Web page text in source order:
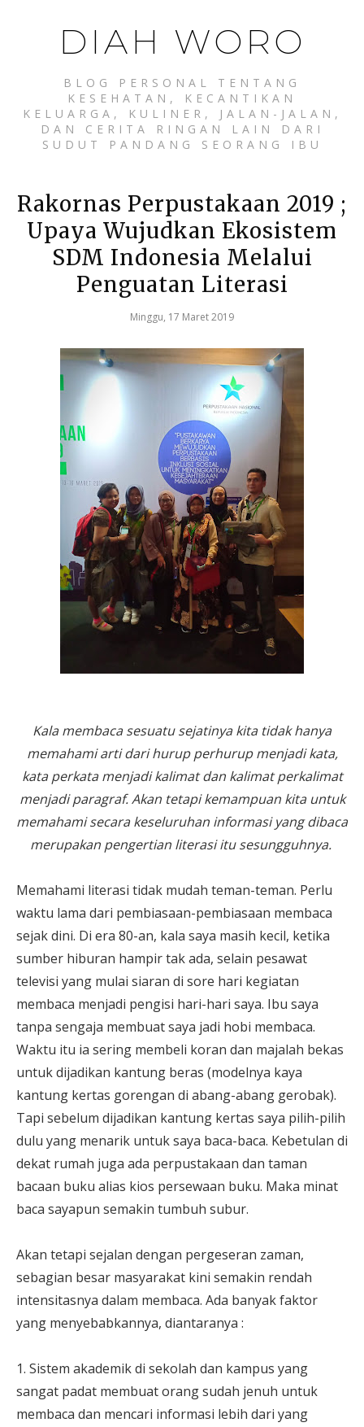
DIAH WORO
BLOG PERSONAL TENTANG
KESEHATAN, KECANTIKAN
KELUARGA, KULINER, JALAN-JALAN,
DAN CERITA RINGAN LAIN DARI
SUDUT PANDANG SEORANG IBU
Rakornas Perpustakaan 2019 ;
Upaya Wujudkan Ekosistem
SDM Indonesia Melalui
Penguatan Literasi
Minggu, 17 Maret 2019
Kala membaca sesuatu sejatinya kita tidak hanya
memahami arti dari hurup perhurup menjadi kata,
kata perkata menjadi kalimat dan kalimat perkalimat
menjadi paragraf. Akan tetapi kemampuan kita untuk
memahami secara keseluruhan informasi yang dibaca
merupakan pengertian literasi itu sesungguhnya.
Memahami literasi tidak mudah teman-teman. Perlu
waktu lama dari pembiasaan-pembiasaan membaca
sejak dini. Di era 80-an, kala saya masih kecil, ketika
sumber hiburan hampir tak ada, selain pesawat
televisi yang mulai siaran di sore hari kegiatan
membaca menjadi pengisi hari-hari saya. Ibu saya
tanpa sengaja membuat saya jadi hobi membaca.
Waktu itu ia sering membeli koran dan majalah bekas
untuk dijadikan kantung beras (modelnya kaya
kantung kertas gorengan di abang-abang gerobak).
Tapi sebelum dijadikan kantung kertas saya pilih-pilih
dulu yang menarik untuk saya baca-baca. Kebetulan di
dekat rumah juga ada perpustakaan dan taman
bacaan buku alias kios persewaan buku. Maka minat
baca sayapun semakin tumbuh subur.
Akan tetapi sejalan dengan pergeseran zaman,
sebagian besar masyarakat kini semakin rendah
intensitasnya dalam membaca. Ada banyak faktor
yang menyebabkannya, diantaranya :
1. Sistem akademik di sekolah dan kampus yang
sangat padat membuat orang sudah jenuh untuk
membaca dan mencari informasi lebih dari yang